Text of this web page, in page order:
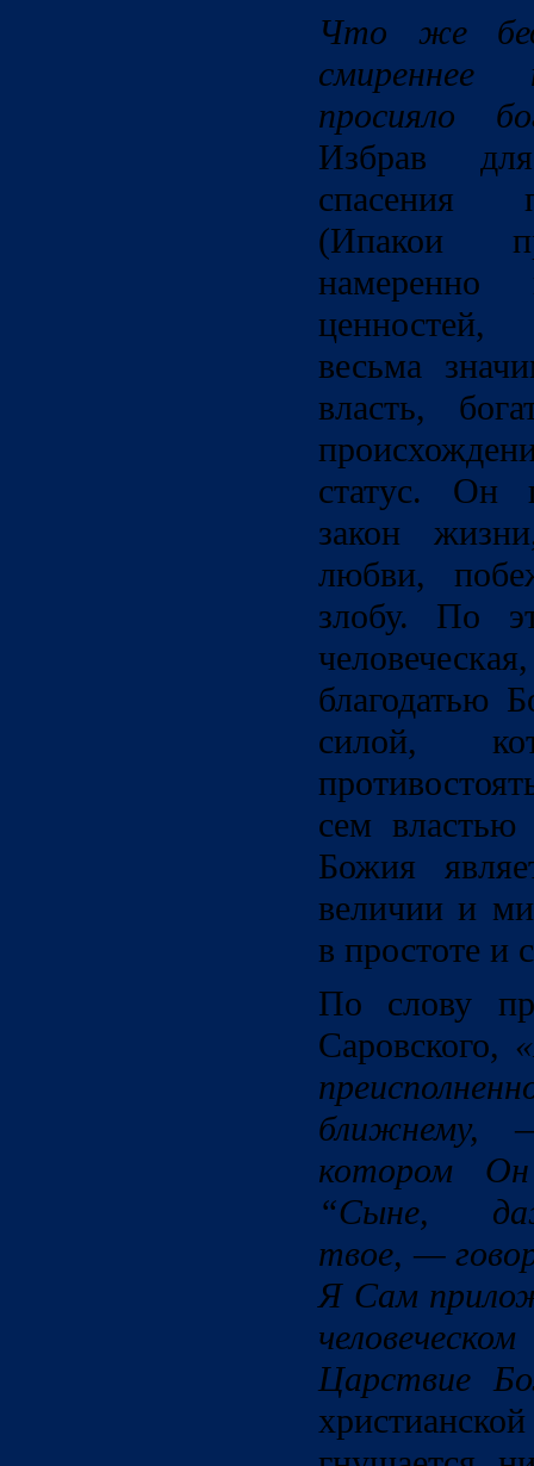
Что же
просияло
Избрав
спасения
(Ипакои
ценностей,
весьма
власть,
статус. Он
закон
любви,
злобу. По
благодатью
силой,
сем
Божия
величии и
в простоте и
По слову
Саровского,
ближнему,
котором
“Сыне,
твое, —
Я Сам
Царствие